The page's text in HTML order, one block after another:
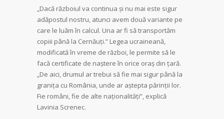
„Dacă războiul va continua și nu mai este sigur
adăpostul nostru, atunci avem două variante pe
care le luăm în calcul. Una ar fi să transportăm
copiii până la Cernăuți.” Legea ucraineană,
modificată în vreme de război, le permite să le
facă certificate de naștere în orice oraș din țară.
„De aici, drumul ar trebui să fie mai sigur până la
granița cu România, unde ar aștepta părinții lor.
Fie români, fie de alte naționalități”, explică
Lavinia Screnec.